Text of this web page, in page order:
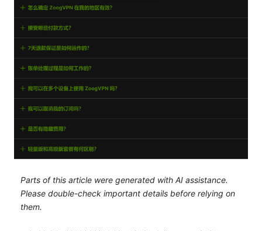
Parts of this article were generated with AI assistance.
Please double-check important details before relying on
them.